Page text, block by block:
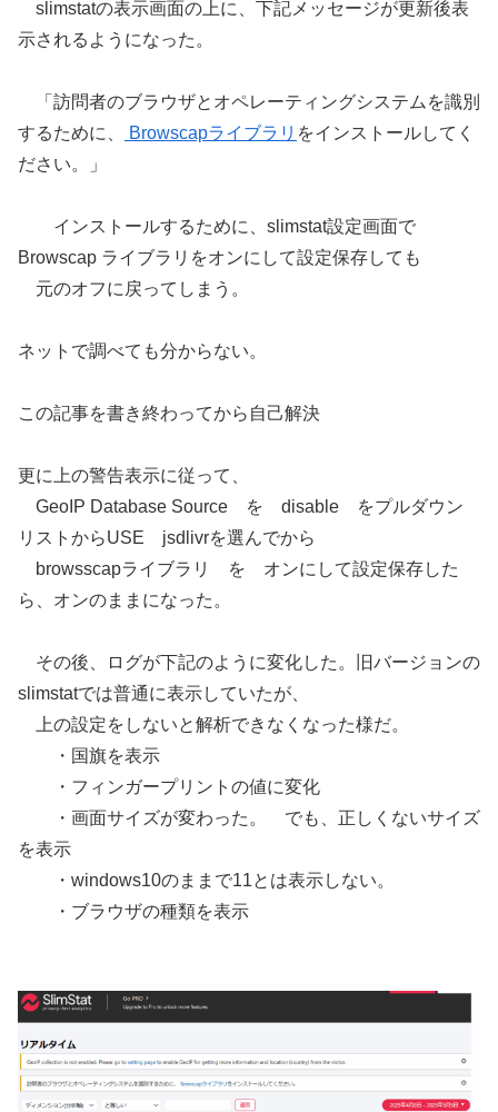
slimstatの表示画面の上に、下記メッセージが更新後表
示されるようになった。
「訪問者のブラウザとオペレーティングシステムを識別
するために、
Browscapライブラリ をインストールしてく
ださい。」
インストールするために、slimstat設定画面で
Browscap ライブラリをオンにして設定保存しても
元のオフに戻ってしまう。
ネットで調べても分からない。
この記事を書き終わってから自己解決
更に上の警告表示に従って、
GeoIP Database Source を disable をプルダウン
リストからUSE jsdlivrを選んでから
browsscapライブラリ を オンにして設定保存した
ら、オンのままになった。
その後、ログが下記のように変化した。旧バージョンの
slimstatでは普通に表示していたが、
上の設定をしないと解析できなくなった様だ。
・国旗を表示
・フィンガープリントの値に変化
・画面サイズが変わった。 でも、正しくないサイズ
を表示
・windows10のままで11とは表示しない。
・ブラウザの種類を表示